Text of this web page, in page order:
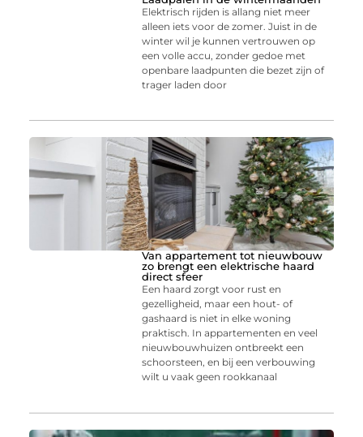
Elektrisch rijden is allang niet meer
alleen iets voor de zomer. Juist in de
winter wil je kunnen vertrouwen op
een volle accu, zonder gedoe met
openbare laadpunten die bezet zijn of
trager laden door
Van appartement tot nieuwbouw
zo brengt een elektrische haard
direct sfeer
Een haard zorgt voor rust en
gezelligheid, maar een hout- of
gashaard is niet in elke woning
praktisch. In appartementen en veel
nieuwbouwhuizen ontbreekt een
schoorsteen, en bij een verbouwing
wilt u vaak geen rookkanaal